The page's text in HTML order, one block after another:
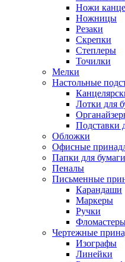
Ножи
Ножницы
Резаки
Скрепки
Степлеры
Точилки
Мелки
Настольные
Лотки для
Подставки
Обложки
Офисные
Папки для бумаги
Пеналы
Письменные
Карандаши
Маркеры
Ручки
Чертежные
Изографы
Линейки